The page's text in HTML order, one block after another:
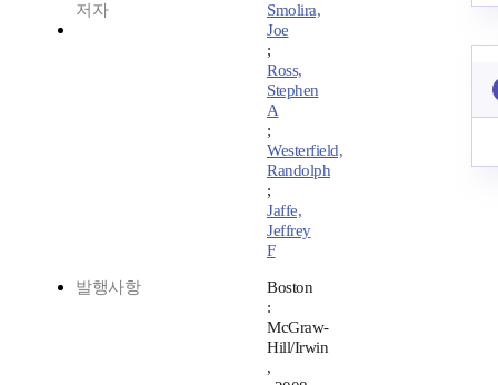
저자
Smolira,
Joe
;
Ross,
Stephen
A
;
Westerfield,
Randolph
;
Jaffe,
Jeffrey
F
발행사항
Boston
:
McGraw-
Hill/Irwin
,